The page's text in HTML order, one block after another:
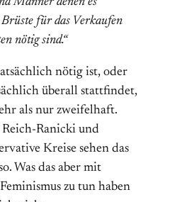
Brüste für das Verkaufen
nötig sind.“
nötig ist, oder
überall stattfindet,
als nur zweifelhaft.
Ranicki und
Kreise sehen das
Was das aber mit
zu tun haben